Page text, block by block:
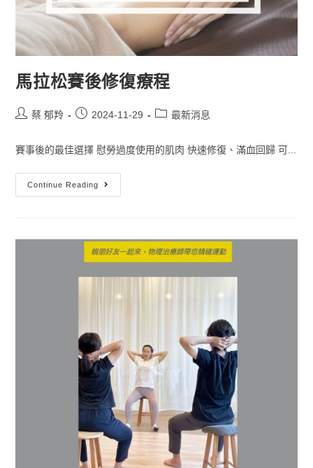
馬拉松賽後修復療程
蔡 郁羚 2024-11-29 最新消息
賽事後的最佳選擇 慰勞過度使用的肌肉 快速修復、滿血回歸 可...
Continue Reading